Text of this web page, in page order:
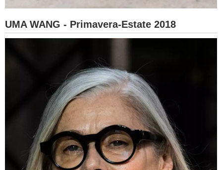
UMA WANG - Primavera-Estate 2018